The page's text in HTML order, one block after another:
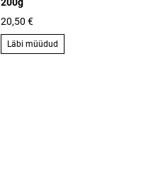
20,50 €
Läbi müüdud